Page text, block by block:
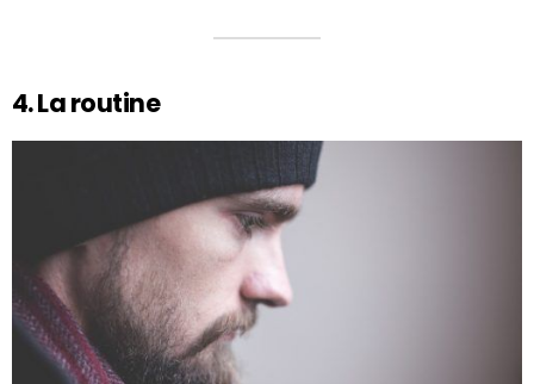
4. La routine